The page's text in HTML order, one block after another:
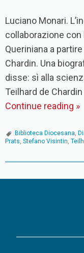
Luciano Monari.
collaborazione con
Queriniana a
Chardin. Una
disse: sì alla
Teilhard de
Continue reading »
Biblioteca Diocesana
Prats Stefano Visintin